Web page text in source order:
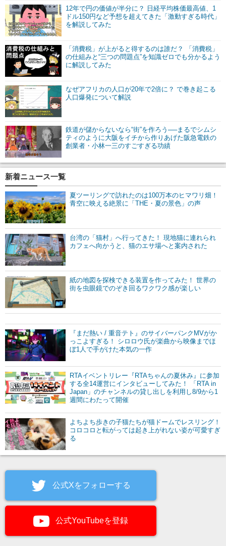
12年で円の価値が半分に？ 日経平均株価最高値、1
ドル150円など予想を超えてきた「激動すぎる時代」
を解説してみた
「消費税」が上がると得するのは誰だ？ 「消費税」
の仕組みと“三つの問題点”を知識ゼロでも分かるよう
に解説してみた
なぜアフリカの人口が20年で2倍に？ で巻き起こる
人口爆発について解説
鉄道が儲からないなら“街”を作ろう──まるでシムシ
ティのように大阪をイチから作りあげた阪急電鉄の
創業者・小林一三のすごすぎる功績
新着ニュース一覧
夏ツーリングで訪れたのは100万本のヒマワリ畑！
青空に映える絶景に「THE・夏の景色」の声
台湾の「猫村」へ行ってきた！ 現地猫に連れられ
カフェへ向かうと、猫のエサ場へと案内された
紙の地図を探検できる装置を作ってみた！ 世界の
街を虫眼鏡でのぞき回るワクワク感が楽しい
『まだ熱い / 重音テト』のサイバーパンクMVがか
っこよすぎる！ シロロウ氏が楽曲から映像までほ
ぼ1人で手がけた本気の一作
RTAイベントリレー『RTAちゃんの夏休み』に参加
する全14運営にインタビューしてみた！ 「RTA in
Japan」のチャンネルの貸し出しを利用し8/9から1
週間にわたって開催
よちよち歩きの子猫たちが猫ドームでレスリング！
コロコロと転がっては起き上がれない姿が可愛すぎ
る
公式Xをフォローする
公式YouTubeを登録